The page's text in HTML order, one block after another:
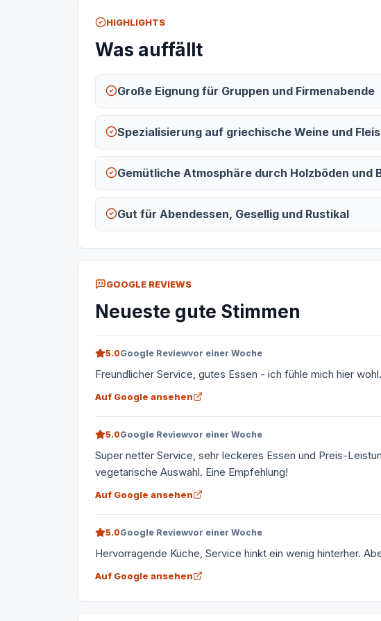
HIGHLIGHTS
Was auffällt
Große Eignung für Gruppen und Firmenabende
Spezialisierung auf griechische Weine und
Gemütliche Atmosphäre durch Holzböden und
Gut für Abendessen, Gesellig und Rustikal
GOOGLE REVIEWS
Neueste gute Stimmen
5.0Google Reviewvor einer Woche
Freundlicher Service, gutes Essen - ich fühle mich hier wohl.
Auf Google ansehen
5.0Google Reviewvor einer Woche
Super netter Service, sehr leckeres Essen und Preis-
vegetarische Auswahl. Eine Empfehlung!
Auf Google ansehen
5.0Google Reviewvor einer Woche
Hervorragende Küche, Service hinkt ein wenig hinterher.
Auf Google ansehen